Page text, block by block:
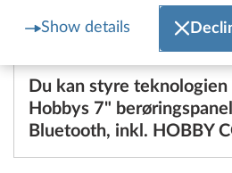
Show details
Du kan styre teknologien
Hobbys 7"
Bluetooth, inkl. HOBBY